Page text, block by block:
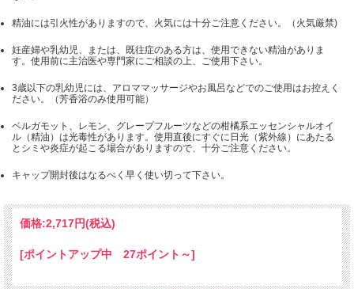
精油には引火性がありますので、火気には十分ご注意ください。（火気厳禁)
妊産婦や乳幼児、または、既往症のある方は、使用できない精油がありま
す。使用前に主治医や専門家にご相談の上、ご使用下さい。
3歳以下の乳幼児には、アロママッサージやお風呂などでのご使用はお控えく
ださい。（芳香浴のみ使用可能）
ベルガモット、レモン、グレープフルーツなどの柑橘系エッセンシャルオイ
ル（精油）は光毒性があります。使用直後にすぐに日光（紫外線）にあたる
とシミや炎症が起こる場合がありますので、十分ご注意ください。
キャップ開封後はなるべく早く使い切って下さい。
価格:2,717円(税込)
[ポイントアップ中 27ポイント～]